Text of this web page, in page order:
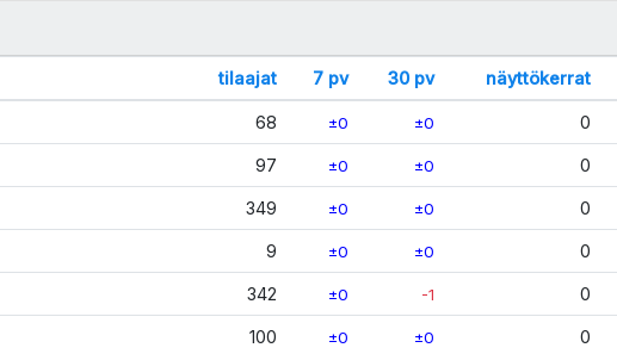
tilaajat 7 pv 30 pv näyttökerrat
68 ±0 ±0 0
97 ±0 ±0 0
349 ±0 ±0 0
9 ±0 ±0 0
342 ±0 -1 0
100 ±0 ±0 0